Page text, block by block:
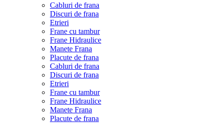
Cabluri de frana
Discuri de frana
Etrieri
Frane cu tambur
Frane Hidraulice
Manete Frana
Placute de frana
Cabluri de frana
Discuri de frana
Etrieri
Frane cu tambur
Frane Hidraulice
Manete Frana
Placute de frana